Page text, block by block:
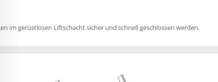
im gerüstlosen Liftschacht sicher und schnell geschlossen werden.